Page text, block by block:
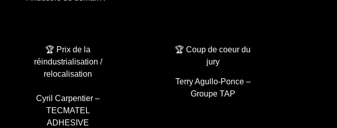
🏆 Prix de la
réindustrialisation /
relocalisation
Cyril Carpentier –
TECMATEL
ADHESIVE
🏆 Coup de coeur du
jury
Terry Agullo-Ponce –
Groupe TAP